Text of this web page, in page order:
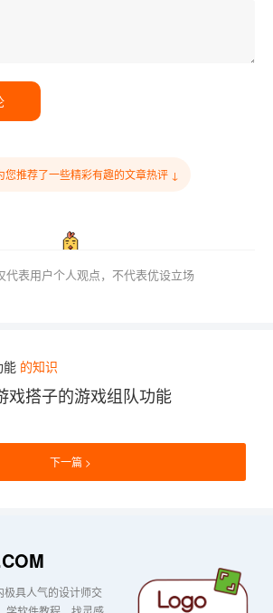
您推荐了一些精彩有趣的文章热评 ↓
代表用户个人观点，不代表优设立场
能 的知识
戏搭子的游戏组队功能
下一篇
具人气的设计师交